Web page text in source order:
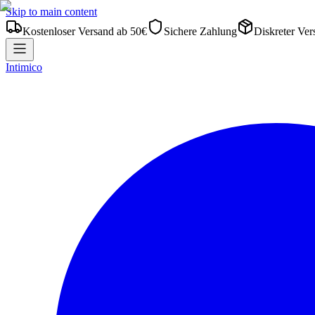
Skip to main content
Kostenloser Versand ab 50€
Sichere Zahlung Diskreter
Intimico